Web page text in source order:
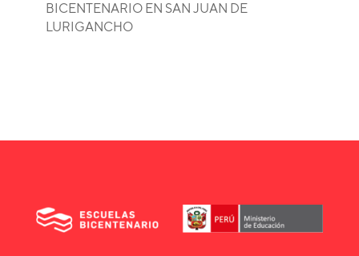
BICENTENARIO EN SAN JUAN DE
LURIGANCHO